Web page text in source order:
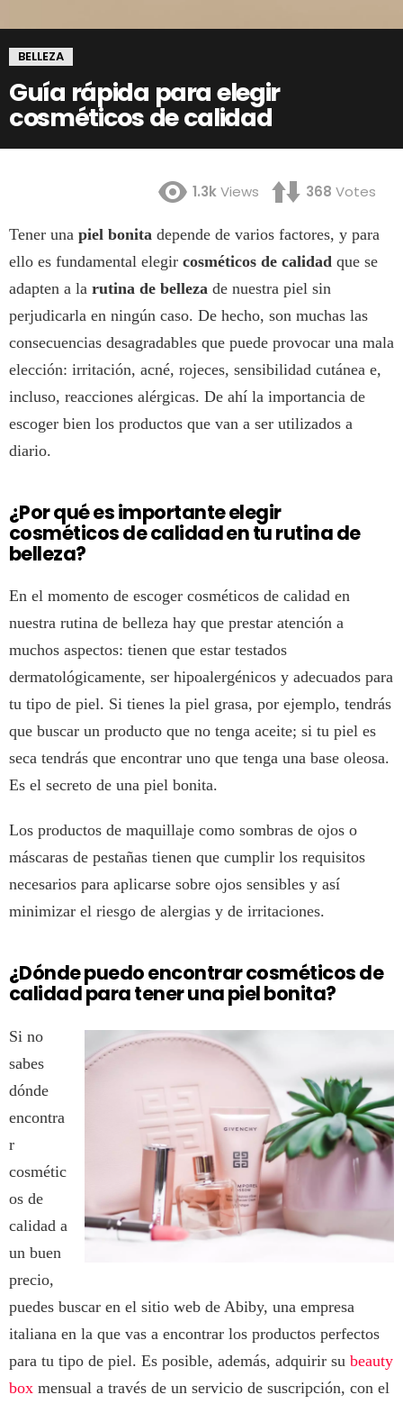
BELLEZA
Guía rápida para elegir
cosméticos de calidad
1.3kViews 368 Votes
Tener una piel bonita depende de varios factores, y para
ello es fundamental elegir cosméticos de calidad que se
adapten a la rutina de belleza de nuestra piel sin
perjudicarla en ningún caso. De hecho, son muchas las
consecuencias desagradables que puede provocar una mala
elección: irritación, acné, rojeces, sensibilidad cutánea e,
incluso, reacciones alérgicas. De ahí la importancia de
escoger bien los productos que van a ser utilizados a
diario.
¿Por qué es importante elegir
cosméticos de calidad en tu rutina de
belleza?
En el momento de escoger cosméticos de calidad en
nuestra rutina de belleza hay que prestar atención a
muchos aspectos: tienen que estar testados
dermatológicamente, ser hipoalergénicos y adecuados para
tu tipo de piel. Si tienes la piel grasa, por ejemplo, tendrás
que buscar un producto que no tenga aceite; si tu piel es
seca tendrás que encontrar uno que tenga una base oleosa.
Es el secreto de una piel bonita.
Los productos de maquillaje como sombras de ojos o
máscaras de pestañas tienen que cumplir los requisitos
necesarios para aplicarse sobre ojos sensibles y así
minimizar el riesgo de alergias y de irritaciones.
¿Dónde puedo encontrar cosméticos de
calidad para tener una piel bonita?
Si no
sabes
dónde
encontra
r
cosmétic
os de
calidad a
un buen
precio,
puedes buscar en el sitio web de Abiby, una empresa
italiana en la que vas a encontrar los productos perfectos
para tu tipo de piel. Es posible, además, adquirir su beauty
box mensual a través de un servicio de suscripción, con el